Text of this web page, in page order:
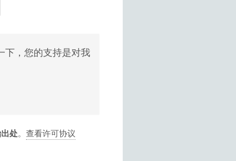
下，您的支持是对我
出处。 查看许可协议